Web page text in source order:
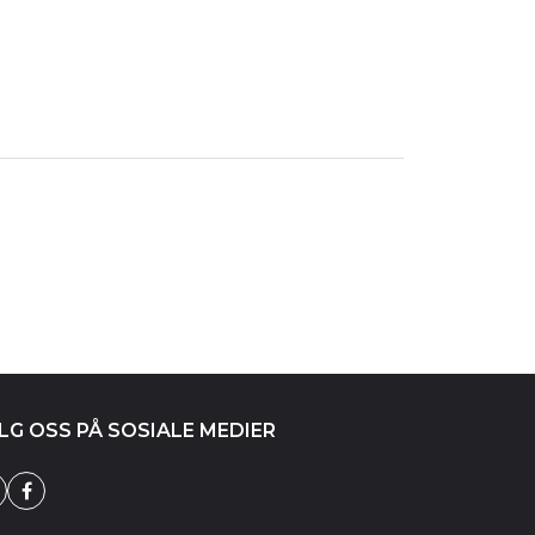
OSS PÅ SOSIALE MEDIER